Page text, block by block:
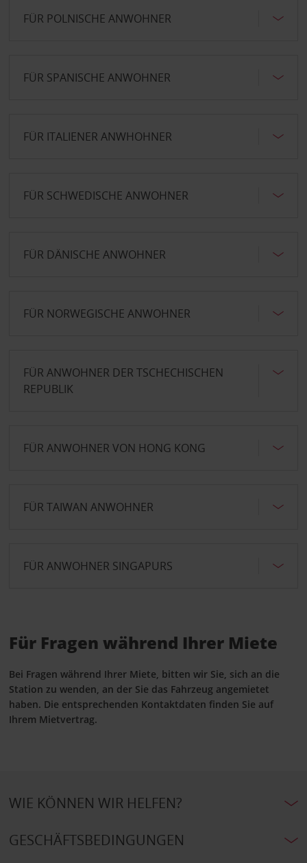
FÜR POLNISCHE ANWOHNER
FÜR SPANISCHE ANWOHNER
FÜR ITALIENER ANWHOHNER
FÜR SCHWEDISCHE ANWOHNER
FÜR DÄNISCHE ANWOHNER
FÜR NORWEGISCHE ANWOHNER
FÜR ANWOHNER DER TSCHECHISCHEN
REPUBLIK
FÜR ANWOHNER VON HONG KONG
FÜR TAIWAN ANWOHNER
FÜR ANWOHNER SINGAPURS
Für Fragen während Ihrer Miete
Bei Fragen während Ihrer Miete, bitten wir Sie, sich an die
Station zu wenden, an der Sie das Fahrzeug angemietet
haben. Die entsprechenden Kontaktdaten finden Sie auf
Ihrem Mietvertrag.
WIE KÖNNEN WIR HELFEN?
GESCHÄFTSBEDINGUNGEN